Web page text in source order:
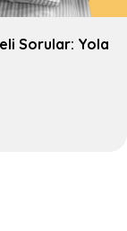
Sorular: Yola